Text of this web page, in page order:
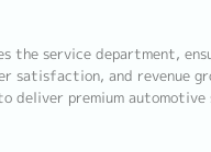
the service department,
satisfaction, and revenue
deliver premium